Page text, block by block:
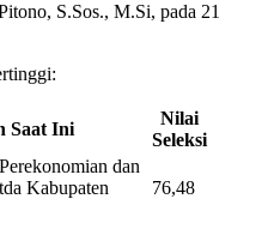
S.Sos., M.Si, pada 21
Saat Ini
Nilai
Seleksi
dan
Kabupaten
76,48